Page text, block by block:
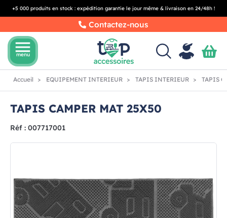
+5 000 produits en stock : expédition garantie le jour même & livraison en 24/48h !
Contactez-nous
menu
menu
Accueil EQUIPEMENT INTERIEUR TAPIS INTERIEUR TAPIS
TAPIS CAMPER MAT 25X50
Réf : 007717001